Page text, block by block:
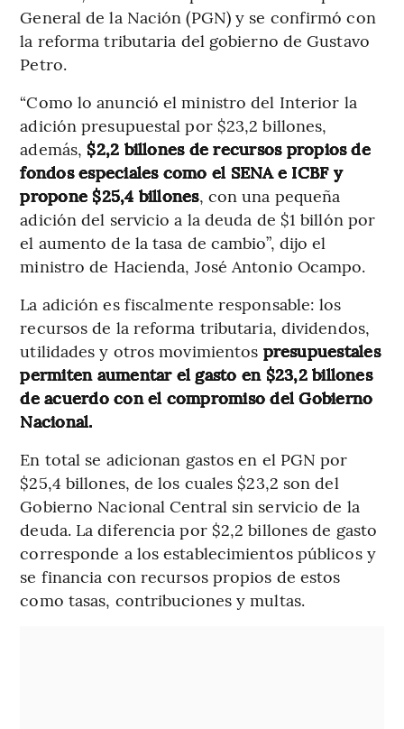
General de la Nación (PGN) y se confirmó con
la reforma tributaria del gobierno de Gustavo
Petro.
“Como lo anunció el ministro del Interior la
adición presupuestal por $23,2 billones,
además, $2,2 billones de recursos propios de
fondos especiales como el SENA e ICBF y
propone $25,4 billones, con una pequeña
adición del servicio a la deuda de $1 billón por
el aumento de la tasa de cambio”, dijo el
ministro de Hacienda, José Antonio Ocampo.
La adición es fiscalmente responsable: los
recursos de la reforma tributaria, dividendos,
utilidades y otros movimientos presupuestales
permiten aumentar el gasto en $23,2 billones
de acuerdo con el compromiso del Gobierno
Nacional.
En total se adicionan gastos en el PGN por
$25,4 billones, de los cuales $23,2 son del
Gobierno Nacional Central sin servicio de la
deuda. La diferencia por $2,2 billones de gasto
corresponde a los establecimientos públicos y
se financia con recursos propios de estos
como tasas, contribuciones y multas.